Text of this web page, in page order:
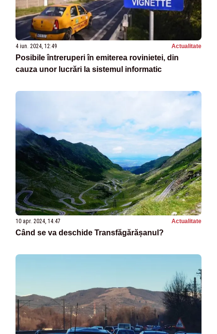
4 iun. 2024, 12:49 Actualitate
Posibile întreruperi în emiterea rovinietei, din
cauza unor lucrări la sistemul informatic
10 apr. 2024, 14:47 Actualitate
Când se va deschide Transfăgărășanul?